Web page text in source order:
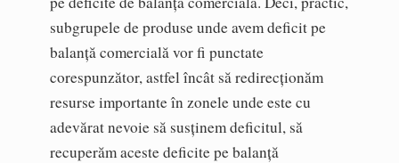
subgrupele de produse unde avem deficit pe
balanță comercială vor fi punctate
corespunzător, astfel încât să redirecționăm
resurse importante în zonele unde este cu
adevărat nevoie să susținem deficitul, să
recuperăm aceste deficite pe balanță